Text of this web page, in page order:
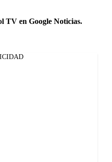
TV en Google Noticias.